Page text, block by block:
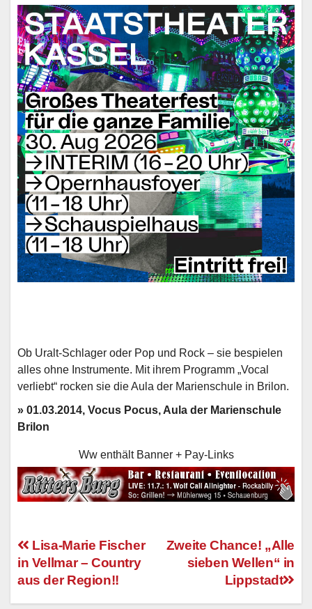
Ob Uralt-Schlager oder Pop und Rock – sie bespielen
alles ohne Instrumente. Mit ihrem Programm „Vocal
verliebt“ rocken sie die Aula der Marienschule in Brilon.
» 01.03.2014, Vocus Pocus, Aula der Marienschule
Brilon
Ww enthält Banner + Pay-Links
Beitragsnavigation
Zweite Chance! „Alle
sieben Wellen“ in
Lippstadt
Lisa-Marie Fischer
in Vellmar – Country
aus der Region!!